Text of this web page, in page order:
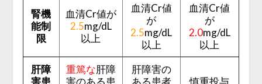
腎機
能制
限
血清Cr値が
2.5mg/dL
以上
血清Cr値
が
2.5mg/dL
以上
血清Cr値
が
2.0mg/dL
以上
肝障
害患
重篤な肝障
害のある患
肝障害の
ある患者
慎重投与